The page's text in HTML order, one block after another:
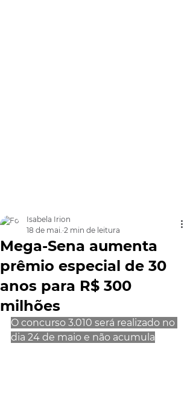
Mega-Sena aumenta
prêmio especial de 30
anos para R$ 300
milhões
Isabela Irion
18 de mai. 2 min de leitura
O concurso 3.010 será realizado no
dia 24 de maio e não acumula